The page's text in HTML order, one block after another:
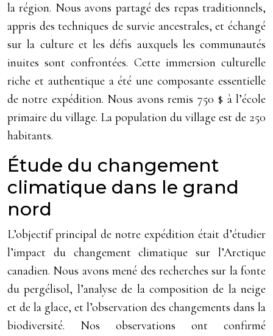
la région. Nous avons partagé des repas traditionnels,
appris des techniques de survie ancestrales, et échangé
sur la culture et les défis auxquels les communautés
inuites sont confrontées. Cette immersion culturelle
riche et authentique a été une composante essentielle
de notre expédition. Nous avons remis 750 $ à l’école
primaire du village. La population du village est de 250
habitants.
Étude du changement
climatique dans le grand
nord
L’objectif principal de notre expédition était d’étudier
l’impact du changement climatique sur l’Arctique
canadien. Nous avons mené des recherches sur la fonte
du pergélisol, l’analyse de la composition de la neige
et de la glace, et l’observation des changements dans la
biodiversité. Nos observations ont confirmé